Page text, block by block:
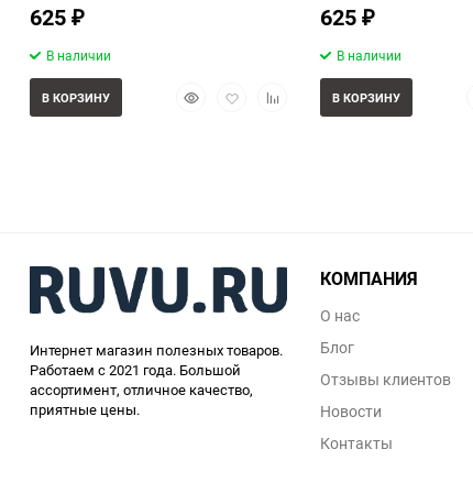
625 ₽
В наличии
БыстрыйДобавитьДобавить
В КОРЗИНУ
625 ₽
В наличии
В КОРЗИНУ
Интернет магазин полезных товаров.
Работаем с 2021 года. Большой
ассортимент, отличное качество,
приятные цены.
КОМПАНИЯ
О нас
Блог
Отзывы клиентов
Новости
Контакты